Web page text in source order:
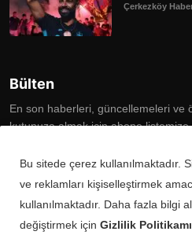
Çerkezköy
Bülten
En son haberleri, güncellemeleri ve
kutunuza almak için abone listemize
Bu sitede çerez kullanılmaktadır.
ve reklamları kişiselleştirmek
kullanılmaktadır. Daha fazla bilgi
değiştirmek için Gizlilik